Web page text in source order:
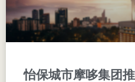
怡保城市摩哆集团